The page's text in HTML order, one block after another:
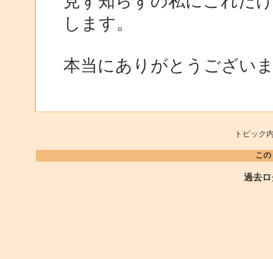
します。
本当にありがとうござい
トピッ
こ
過去